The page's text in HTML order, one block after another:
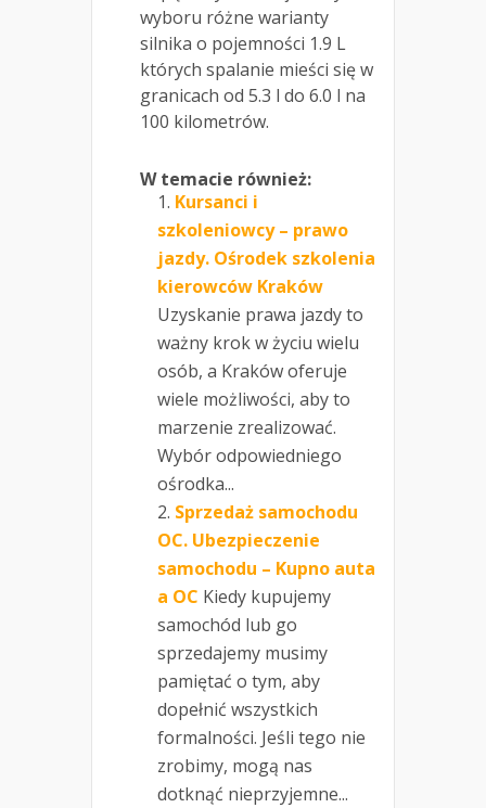
wyboru różne warianty
silnika o pojemności 1.9 L
których spalanie mieści się w
granicach od 5.3 l do 6.0 l na
100 kilometrów.
W temacie również:
Kursanci i
szkoleniowcy – prawo
jazdy. Ośrodek szkolenia
kierowców Kraków
Uzyskanie prawa jazdy to
ważny krok w życiu wielu
osób, a Kraków oferuje
wiele możliwości, aby to
marzenie zrealizować.
Wybór odpowiedniego
ośrodka...
Sprzedaż samochodu
OC. Ubezpieczenie
samochodu – Kupno auta
a OC Kiedy kupujemy
samochód lub go
sprzedajemy musimy
pamiętać o tym, aby
dopełnić wszystkich
formalności. Jeśli tego nie
zrobimy, mogą nas
dotknąć nieprzyjemne...